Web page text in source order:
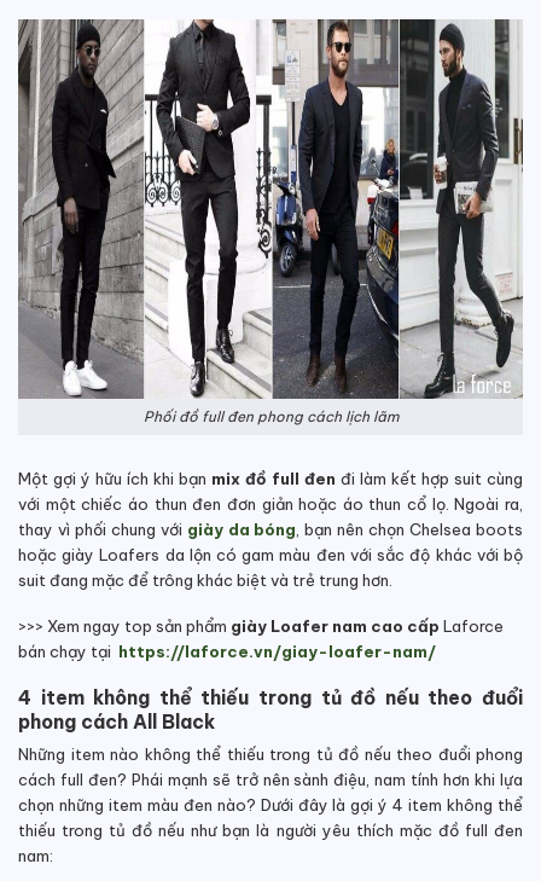
Phối đồ full đen phong cách lịch lãm
Một gợi ý hữu ích khi bạn mix đồ full đen đi làm kết hợp suit cùng
với một chiếc áo thun đen đơn giản hoặc áo thun cổ lọ. Ngoài ra,
thay vì phối chung với giày da bóng , bạn nên chọn Chelsea boots
hoặc giày Loafers da lộn có gam màu đen với sắc độ khác với bộ
suit đang mặc để trông khác biệt và trẻ trung hơn.
>>> Xem ngay top sản phẩm giày Loafer nam cao cấp Laforce
bán chạy tại https://laforce.vn/giay-loafer-nam/
4 item không thể thiếu trong tủ đồ nếu theo đuổi
phong cách All Black
Những item nào không thể thiếu trong tủ đồ nếu theo đuổi phong
cách full đen? Phái mạnh sẽ trở nên sành điệu, nam tính hơn khi lựa
chọn những item màu đen nào? Dưới đây là gợi ý 4 item không thể
thiếu trong tủ đồ nếu như bạn là người yêu thích mặc đồ full đen
nam: